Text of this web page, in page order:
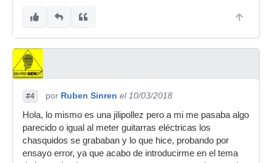
#4 por Ruben Sinren el 10/03/2018
Hola, lo mismo es una jilipollez pero a mi me pasaba algo
parecido o igual al meter guitarras eléctricas los
chasquidos se grababan y lo que hice, probando por
ensayo error, ya que acabo de introducirme en el tema